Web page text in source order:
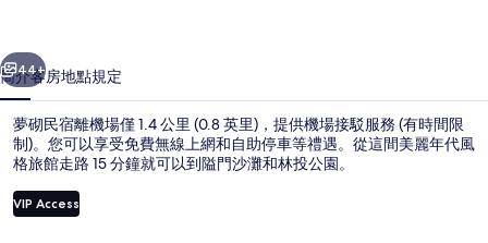
集
個 下一個
44+
簡介客房地點規定
夢砌民宿離機場僅 1.4 公里 (0.8 英里)，提供機場接駁服務 (有時間限
制)。您可以享受免費無線上網和自助停車等禮遇。從這間美麗年代風
格旅館走路 15 分鐘就可以到隘門沙灘和林投公園。
VIP Access